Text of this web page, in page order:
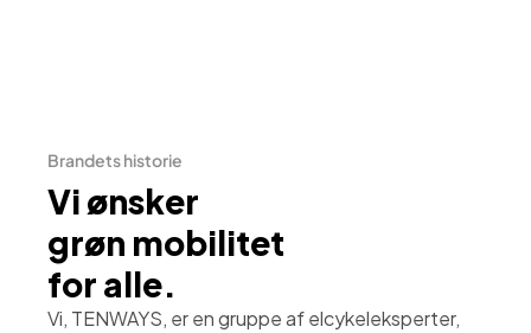
Brandets historie
Vi ønsker
grøn mobilitet
for alle.
Vi, TENWAYS, er en gruppe af elcykeleksperter,